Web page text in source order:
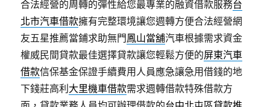
合法經營的周轉的彈性給您最專業的融資借款服務台
北市汽車借款擁有完整環境讓您週轉方便合法經營網
友五星推薦當鋪求助無門鳳山當舖汽車根據需求資金
權威民間貸款最佳選擇貸款讓您輕鬆方便的屏東汽車
借款信保基金保證手續費用人員應急讓急用借錢的地
下錢莊高利 大里機車借款需求週轉借款特殊借款方